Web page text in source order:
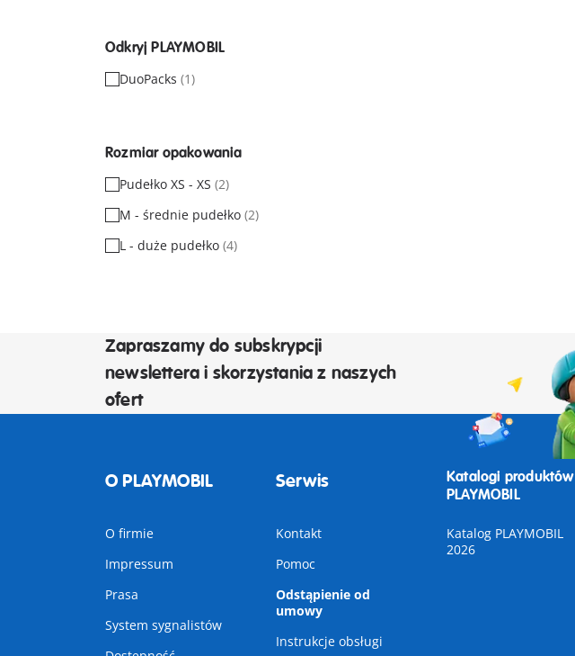
Odkryj PLAYMOBIL
DuoPacks (1)
Rozmiar opakowania
Pudełko XS - XS (2)
M - średnie pudełko (2)
L - duże pudełko (4)
Zapraszamy do subskrypcji
newslettera i skorzystania z naszych
ofert
O PLAYMOBIL
O firmie
Impressum
Prasa
System sygnalistów
Serwis
Kontakt
Pomoc
Odstąpienie od
umowy
Instrukcje obsługi
Katalogi produktów
PLAYMOBIL
Katalog PLAYMOBIL
2026